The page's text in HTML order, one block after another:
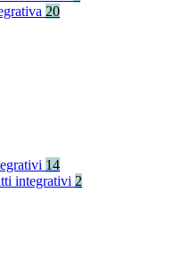
20
14
integrativi 2